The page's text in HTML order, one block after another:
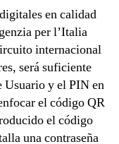
en calidad
per l’Italia
internacional
será suficiente
y el PIN en
el código QR
el código
una contraseña